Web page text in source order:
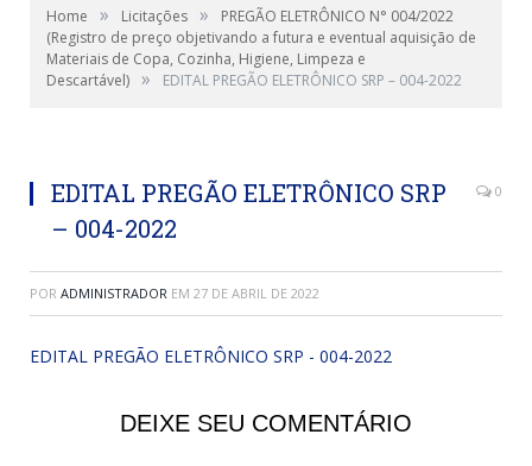
Home » Licitações »
PREGÃO ELETRÔNICO N° 004/2022
(Registro de preço objetivando a futura e eventual aquisição de
Materiais de Copa, Cozinha, Higiene, Limpeza e
Descartável) » EDITAL PREGÃO ELETRÔNICO SRP – 004-2022
EDITAL PREGÃO ELETRÔNICO SRP
– 004-2022
0
POR ADMINISTRADOR EM 27 DE ABRIL DE 2022
EDITAL PREGÃO ELETRÔNICO SRP - 004-2022
DEIXE SEU COMENTÁRIO